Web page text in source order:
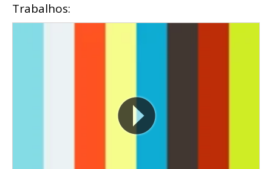
Trabalhos: